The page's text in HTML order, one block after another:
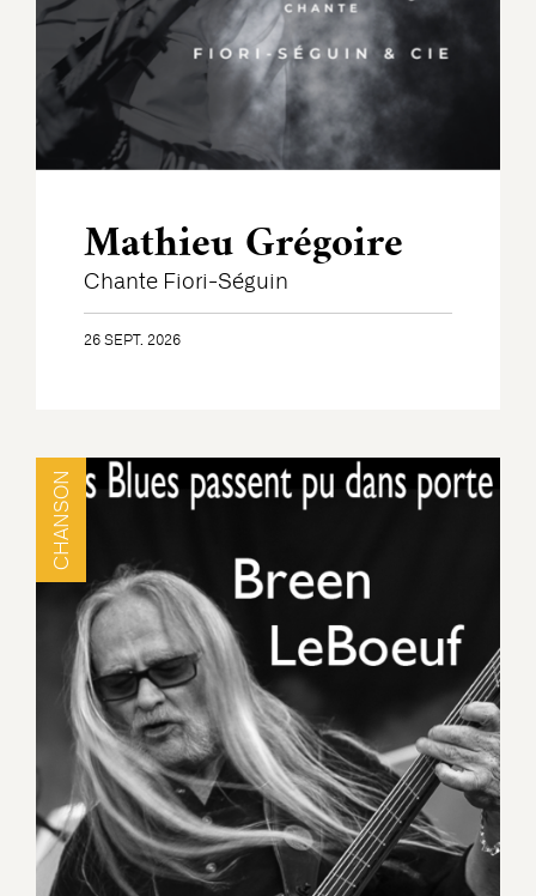
Mathieu Grégoire
Chante Fiori-Séguin
26 SEPT. 2026
CHANSON